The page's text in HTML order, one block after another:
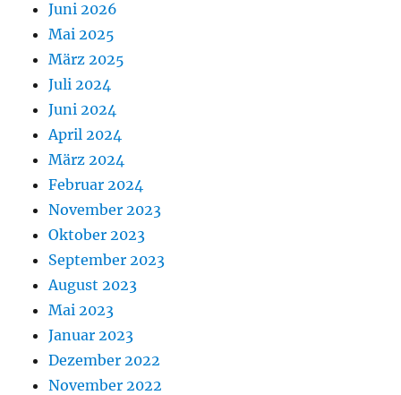
Juni 2026
Mai 2025
März 2025
Juli 2024
Juni 2024
April 2024
März 2024
Februar 2024
November 2023
Oktober 2023
September 2023
August 2023
Mai 2023
Januar 2023
Dezember 2022
November 2022